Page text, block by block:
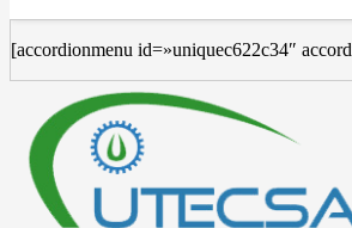
[accordionmenu id=»uniquec622c34″